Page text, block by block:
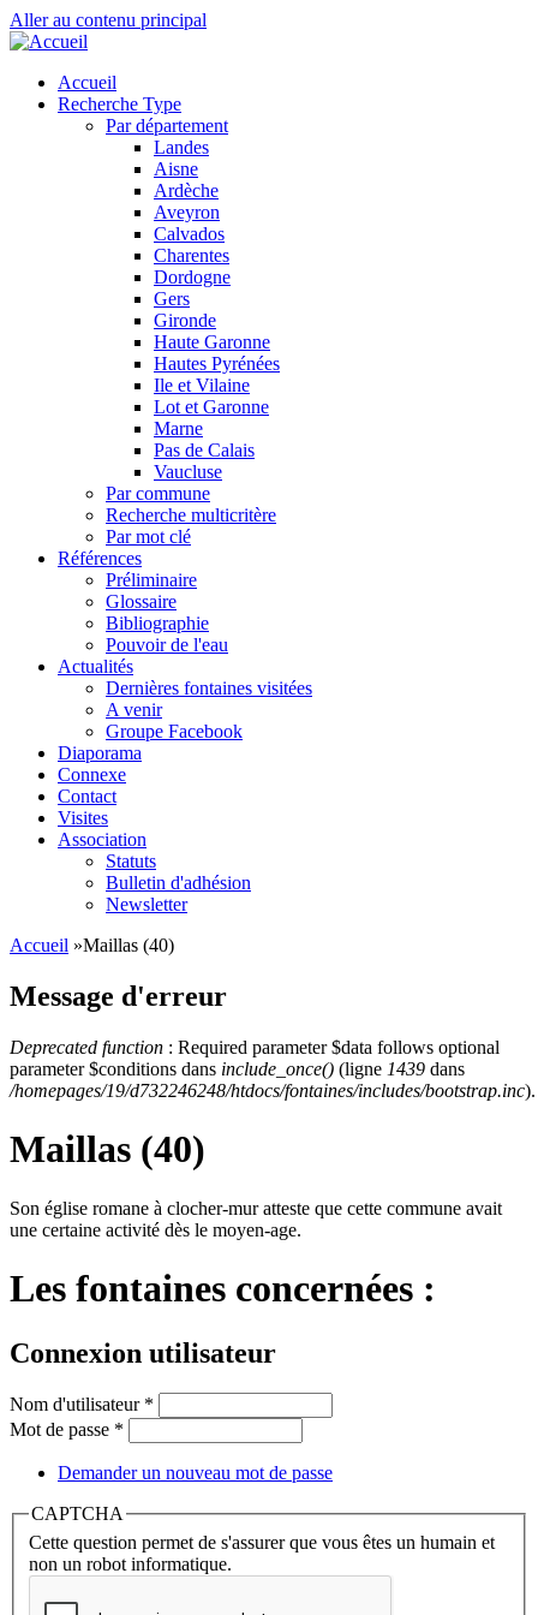
Aller au contenu principal
Accueil
Recherche Type
Par département
Landes
Aisne
Ardèche
Aveyron
Calvados
Charentes
Dordogne
Gers
Gironde
Haute Garonne
Hautes Pyrénées
Ile et Vilaine
Lot et Garonne
Marne
Pas de Calais
Vaucluse
Par commune
Recherche multicritère
Par mot clé
Références
Préliminaire
Glossaire
Bibliographie
Pouvoir de l'eau
Actualités
Dernières fontaines visitées
A venir
Groupe Facebook
Diaporama
Connexe
Contact
Visites
Association
Statuts
Bulletin d'adhésion
Newsletter
Accueil »Maillas (40)
Message d'erreur
Deprecated function : Required parameter $data follows optional
parameter $conditions dans include_once() (ligne 1439 dans
/homepages/19/d732246248/htdocs/fontaines/includes/bootstrap.inc).
Maillas (40)
Son église romane à clocher-mur atteste que cette commune avait
une certaine activité dès le moyen-age.
Les fontaines concernées :
Connexion utilisateur
Nom d'utilisateur *
Mot de passe *
Demander un nouveau mot de passe
CAPTCHA
Cette question permet de s'assurer que vous êtes un humain et
non un robot informatique.